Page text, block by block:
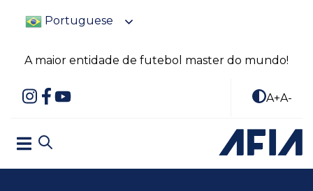
Portuguese
A maior entidade de futebol master do mundo!
A+A-